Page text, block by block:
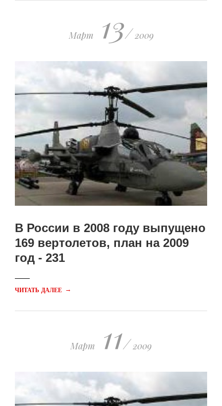
Март 13/ 2009
В России в 2008 году выпущено
169 вертолетов, план на 2009
год - 231
ЧИТАТЬ ДАЛЕЕ →
Март 11/ 2009